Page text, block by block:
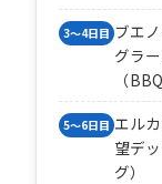
3〜4日目 ブエ
グラ
（
5〜6日目 エル
望デ
グ）